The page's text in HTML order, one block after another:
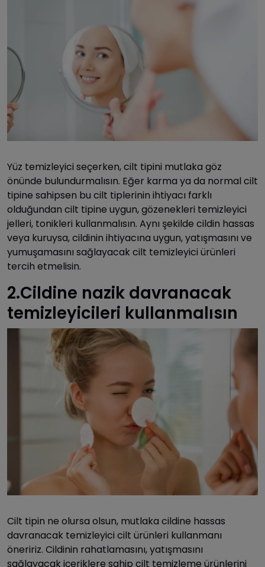
Yüz temizleyici seçerken, cilt tipini mutlaka göz
önünde bulundurmalısın. Eğer karma ya da normal cilt
tipine sahipsen bu cilt tiplerinin ihtiyacı farklı
olduğundan cilt tipine uygun, gözenekleri temizleyici
jelleri, tonikleri kullanmalısın. Aynı şekilde cildin hassas
veya kuruysa, cildinin ihtiyacına uygun, yatışmasını ve
yumuşamasını sağlayacak cilt temizleyici ürünleri
tercih etmelisin.
2.Cildine nazik davranacak
temizleyicileri kullanmalısın
Cilt tipin ne olursa olsun, mutlaka cildine hassas
davranacak temizleyici cilt ürünleri kullanmanı
öneririz. Cildinin rahatlamasını, yatışmasını
sağlayacak içeriklere sahip cilt temizleme ürünlerini